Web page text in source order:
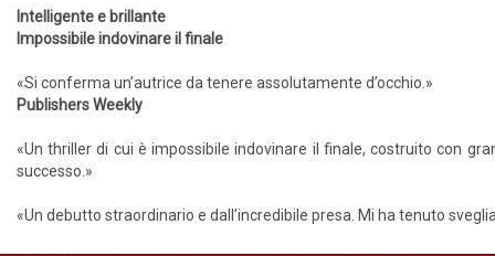
Intelligente e brillante
Impossibile indovinare il finale
«Si conferma un’autrice da tenere assolutamente d’occhio.»
Publishers Weekly
«Un thriller di cui è impossibile indovinare il finale, costruito con
successo.»
«Un debutto straordinario e dall’incredibile presa. Mi ha tenuto